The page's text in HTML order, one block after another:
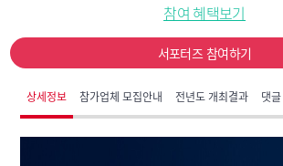
참여 혜택보기
서포터즈 참여하기
상세정보 참가업체 모집안내 전년도 개최결과 댓글